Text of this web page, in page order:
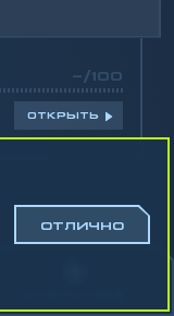
-/100
ОТКРЫТЬ
ОТЛИЧНО